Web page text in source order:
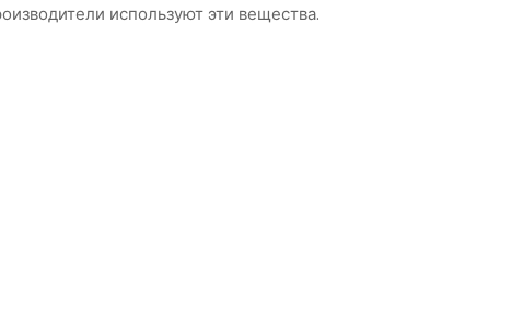
используют эти вещества.